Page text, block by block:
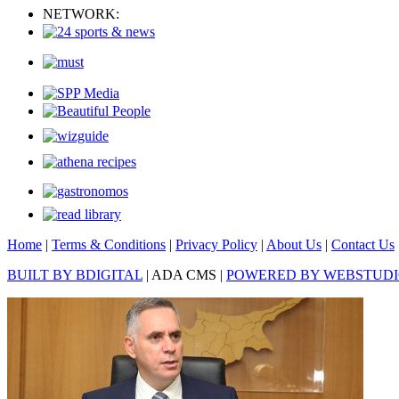
NETWORK:
Home | Terms & Conditions | Privacy Policy | About Us | Contact Us
BUILT BY BDIGITAL | ADA CMS | POWERED BY